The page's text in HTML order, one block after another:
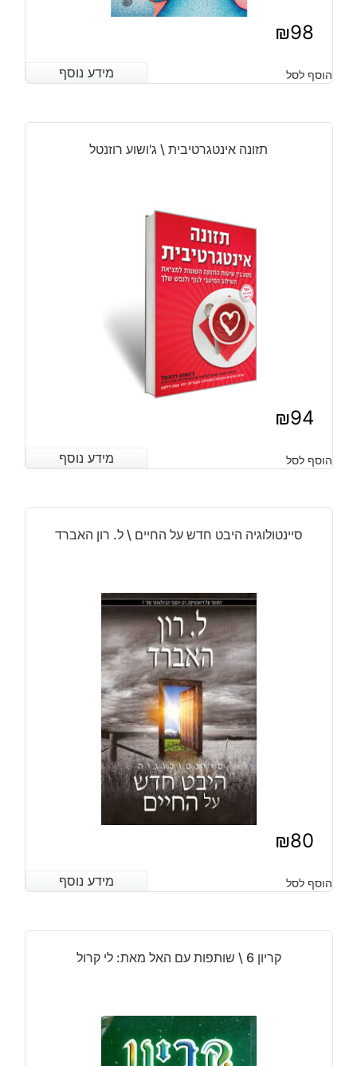
₪98
מידע נוסף הוסף לסל מידע נוסף
תזונה אינטגרטיבית \ ג'ושוע רוזנטל
₪94
מידע נוסף הוסף לסל מידע נוסף
סיינטולוגיה היבט חדש על החיים \ ל. רון האברד
₪80
מידע נוסף הוסף לסל מידע נוסף
קריון 6 \ שותפות עם האל מאת: לי קרול